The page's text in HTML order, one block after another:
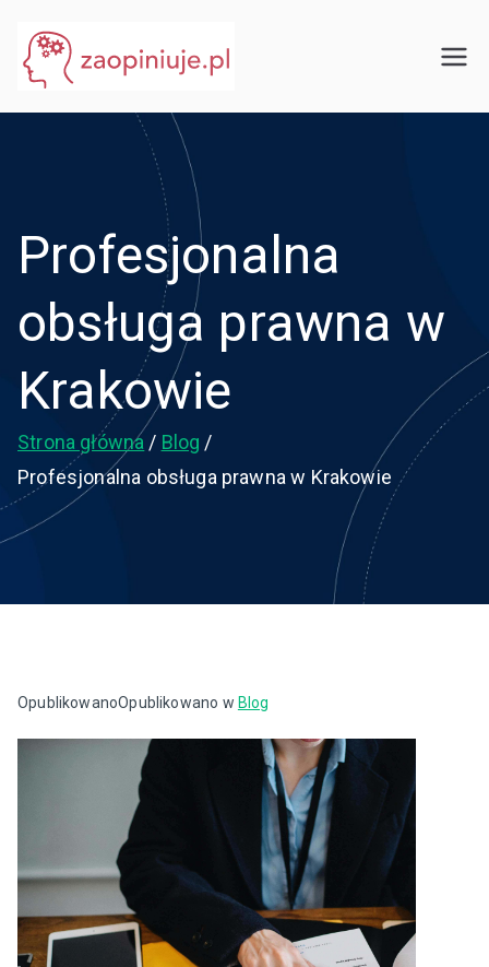
treści
Profesjonalna
obsługa prawna w
Krakowie
Strona główna
Blog
Profesjonalna obsługa prawna w Krakowie
OpublikowanoOpublikowano w Blog